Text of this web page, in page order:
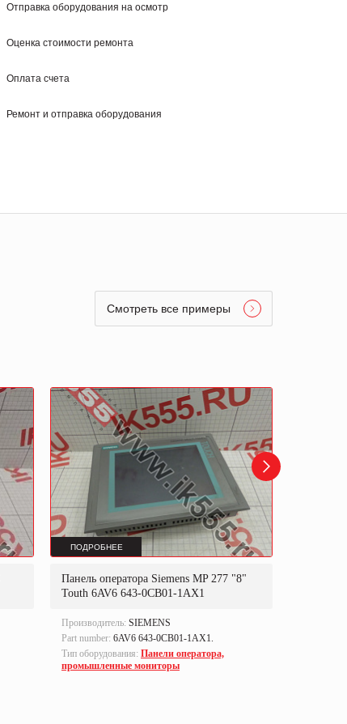
Отправка оборудования на осмотр
Оценка стоимости ремонта
Оплата счета
Ремонт и отправка оборудования
Смотреть все примеры
ПОДРОБНЕЕ
Панель оператора Siemens MP 277 "8"
Touth 6AV6 643-0CB01-1AX1
Производитель: SIEMENS
Part number: 6AV6 643-0CB01-1AX1.
Тип оборудования: Панели оператора,
промышленные мониторы